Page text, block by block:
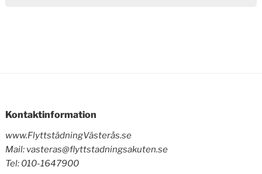
Kontaktinformation
www.FlyttstädningVästerås.se
Mail: vasteras@flyttstadningsakuten.se
Tel: 010-1647900